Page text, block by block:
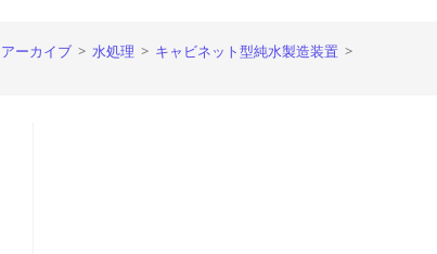
アーカイブ > 水処理 > キャビネット型純水製造装置 >